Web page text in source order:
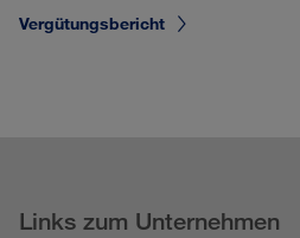
Vergütungsbericht
Links zum Unternehmen